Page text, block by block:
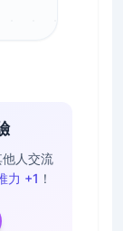
人交流
力 +1 ！